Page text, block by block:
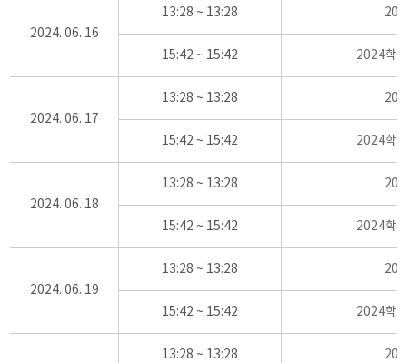
2024. 06. 16
13:28 ~ 13:28
15:42 ~ 15:42 2024학
2024. 06. 17
13:28 ~ 13:28
15:42 ~ 15:42 2024학
2024. 06. 18
13:28 ~ 13:28
15:42 ~ 15:42 2024학
2024. 06. 19
13:28 ~ 13:28
15:42 ~ 15:42 2024학
13:28 ~ 13:28